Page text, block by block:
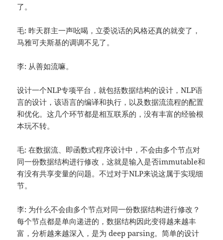
了。
毛: 昨天群主一声吆喝，立委说话的风格还真的就变了，
马雅可夫斯基的调调不见了。
李: 从善如流嘛。
设计一个NLP专项平台，就包括数据结构的设计，NLP语
言的设计，该语言的编译和执行，以及数据流流程的配置
和优化。这几个环节都是相互联系的，没有丰富的经验根
本玩不转。
毛: 在数据流、即函数式程序设计中，不会由多个节点对
同一份数据结构进行修改，这就是输入是否immutable和
有没有共享变量的问题。不过对于NLP来说这属于实现细
节。
李: 为什么不会由多个节点对同一份数据结构进行修改？
每个节点都是单向递进的，数据结构因此变得越来越丰
富，分析越来越深入，是为 deep parsing。简单的设计